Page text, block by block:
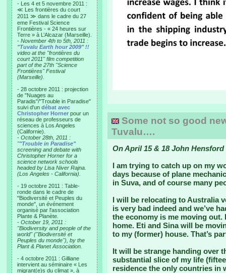
- Les 4 et 5 novembre 2011 :
≪ Les frontières du court
2011 ≫ dans le cadre du 27
eme Festival Science
Frontières - « 24 heures sur
Terre » à L’Alcazar (Marseille).
- November 4th to 5th, 2011 :
"Tuvalu Earth hour 2009" !!
video at the "frontières du
court 2011" film competition
part of the 27th "Science
Frontières" Festival
(Marseille).
- 28 octobre 2011 : projection
de "Nuages au
Paradis"/"Trouble in Paradise"
suivi d'un débat avec
Christopher Horner pour un
réseau de professeurs de
sciences à Los Angeles
(Californie).
- October 28th, 2011 :
""Trouble in Paradise"
screening and debate with
Christopher Horner for a
science network schools
headed by Lisa Niver Rajna.
(Los Angeles - California).
- 19 octobre 2011 : Table-
ronde dans le cadre de
"Biodiversité et Peuples du
monde", un événement
organisé par l'association
Plante & Planète.
- October 19, 2011 :
"Biodiversity and people of the
world" ("Biodiversité et
Peuples du monde"), by the
Plant & Planet Association.
- 4 octobre 2011 : Gilliane
intervient au séminaire « Les
migrant(e)s du climat », à
Some not so good
Tuvalu….
On April 15 & 18 John
I am trying to catch up on my
days because of plane
in Suva, and of course many
I will be relocating to Australia
is very bad indeed and we’ve
the economy is me moving
home. Eti and Sina will be
to my (former) house. That’s
It will be strange handing over
substantial slice of my life
residence the only countries in